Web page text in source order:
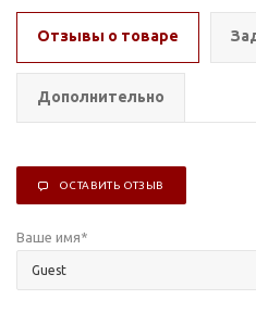
Отзывы о товаре
Дополнительно
ОСТАВИТЬ ОТЗЫВ
Ваше имя*